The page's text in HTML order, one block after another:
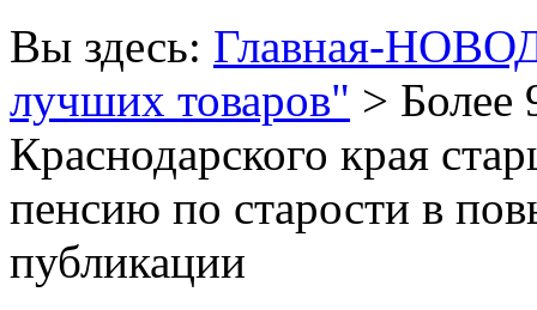
Вы здесь: Главная-
лучших товаров" > Более
Краснодарского края
пенсию по старости в
публикации